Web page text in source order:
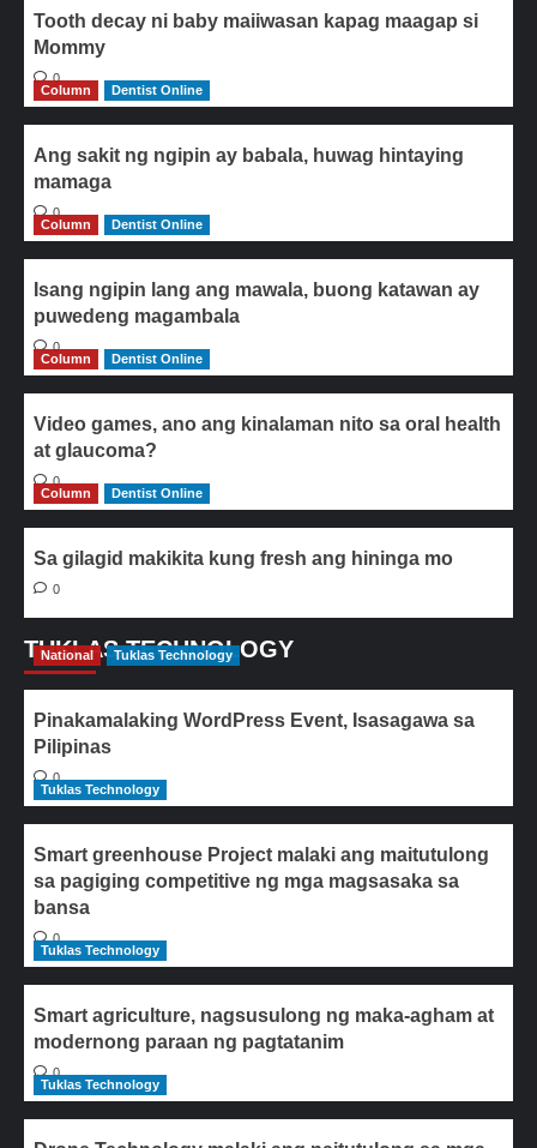
Tooth decay ni baby maiiwasan kapag maagap si
Mommy
0
Column
Dentist Online
Ang sakit ng ngipin ay babala, huwag hintaying
mamaga
0
Column
Dentist Online
Isang ngipin lang ang mawala, buong katawan ay
puwedeng magambala
0
Column
Dentist Online
Video games, ano ang kinalaman nito sa oral health
at glaucoma?
0
Column
Dentist Online
Sa gilagid makikita kung fresh ang hininga mo
0
TUKLAS TECHNOLOGY
National Tuklas Technology
Pinakamalaking WordPress Event, Isasagawa sa
Pilipinas
0
Tuklas Technology
Smart greenhouse Project malaki ang maitutulong
sa pagiging competitive ng mga magsasaka sa
bansa
0
Tuklas Technology
Smart agriculture, nagsusulong ng maka-agham at
modernong paraan ng pagtatanim
0
Tuklas Technology